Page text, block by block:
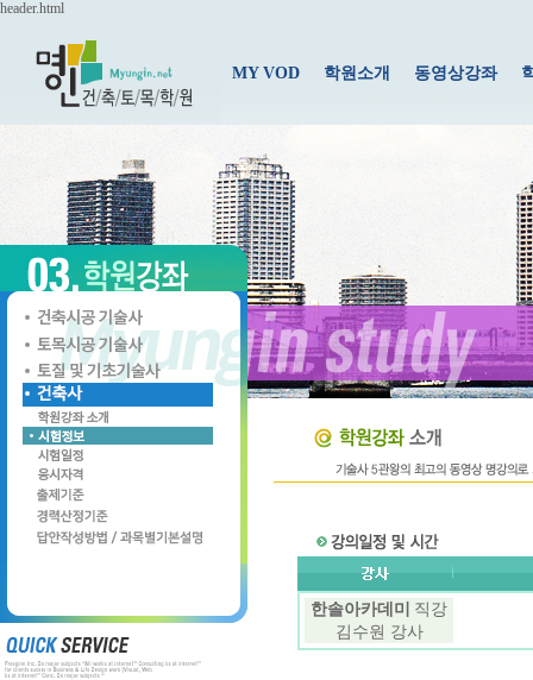
header.html
MY VOD 학원소개 동영상강좌
한솔아카데미
직강
김수원 강사